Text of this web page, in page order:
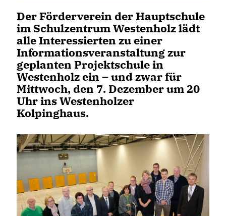
Der Förderverein der Hauptschule
im Schulzentrum Westenholz lädt
alle Interessierten zu einer
Informationsveranstaltung zur
geplanten Projektschule in
Westenholz ein – und zwar für
Mittwoch, den 7. Dezember um 20
Uhr ins Westenholzer
Kolpinghaus.